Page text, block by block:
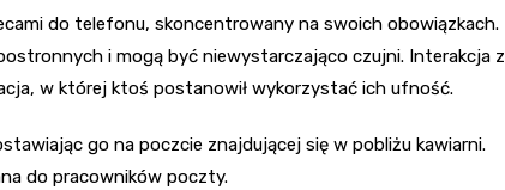
do telefonu, skoncentrowany na swoich obowiązkach.
i mogą być niewystarczająco czujni. Interakcja z
w której ktoś postanowił wykorzystać ich ufność.
go na poczcie znajdującej się w pobliżu kawiarni.
do pracowników poczty.